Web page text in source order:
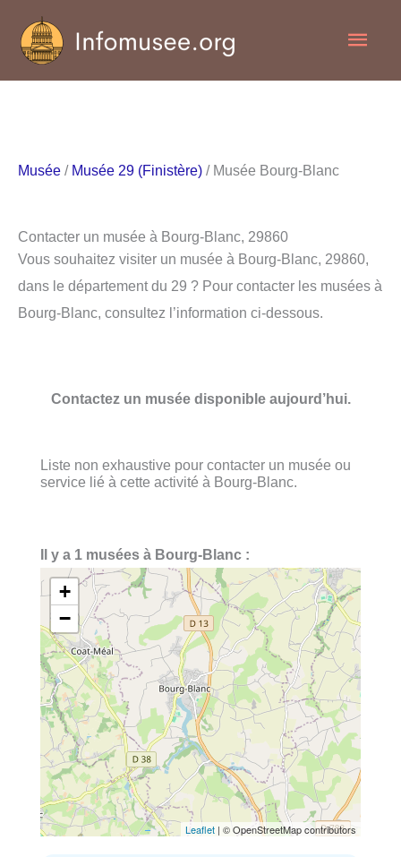
contenu
Musée / Musée 29 (Finistère) / Musée Bourg-Blanc
Contacter un musée à Bourg-Blanc, 29860
Vous souhaitez visiter un musée à Bourg-Blanc, 29860,
dans le département du 29 ? Pour contacter les musées à
Bourg-Blanc, consultez l’information ci-dessous.
Contactez un musée disponible aujourd’hui.
Liste non exhaustive pour contacter un musée ou
service lié à cette activité à Bourg-Blanc.
Il y a 1 musées à Bourg-Blanc :
+
−
Leaflet | © OpenStreetMap contributors